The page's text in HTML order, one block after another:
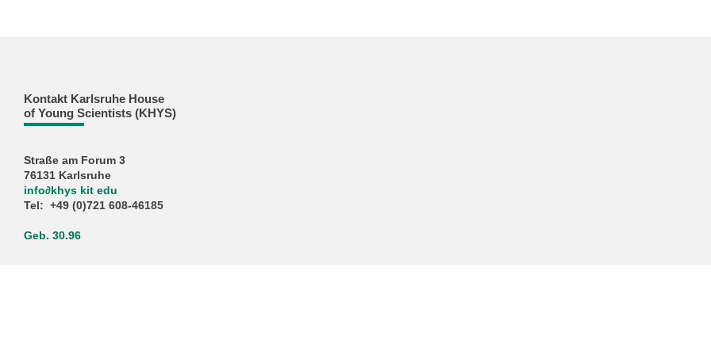
Kontakt Karlsruhe House
of Young Scientists (KHYS)
Straße am Forum 3
76131 Karlsruhe
info∂khys kit edu
Tel: +49 (0)721 608-46185
Geb. 30.96